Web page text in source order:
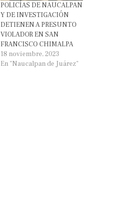
POLICÍAS DE NAUCALPAN
Y DE INVESTIGACIÓN
DETIENEN A PRESUNTO
VIOLADOR EN SAN
FRANCISCO CHIMALPA
18 noviembre, 2023
En "Naucalpan de Juárez"